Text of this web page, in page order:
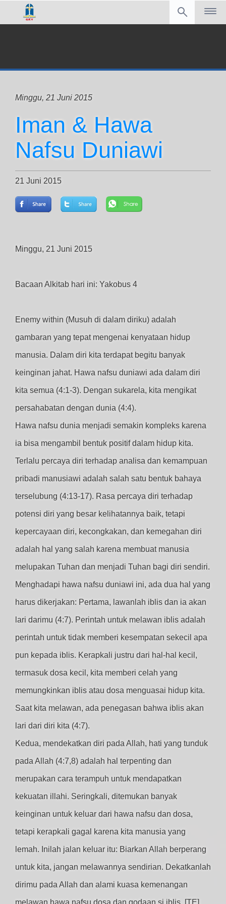
Minggu, 21 Juni 2015
Iman & Hawa
Nafsu Duniawi
21 Juni 2015
Minggu, 21 Juni 2015
Bacaan Alkitab hari ini: Yakobus 4
Enemy within (Musuh di dalam diriku) adalah
gambaran yang tepat mengenai kenyataan hidup
manusia. Dalam diri kita terdapat begitu banyak
keinginan jahat. Hawa nafsu duniawi ada dalam diri
kita semua (4:1-3). Dengan sukarela, kita mengikat
persahabatan dengan dunia (4:4).
Hawa nafsu dunia menjadi semakin kompleks karena
ia bisa mengambil bentuk positif dalam hidup kita.
Terlalu percaya diri terhadap analisa dan kemampuan
pribadi manusiawi adalah salah satu bentuk bahaya
terselubung (4:13-17). Rasa percaya diri terhadap
potensi diri yang besar kelihatannya baik, tetapi
kepercayaan diri, kecongkakan, dan kemegahan diri
adalah hal yang salah karena membuat manusia
melupakan Tuhan dan menjadi Tuhan bagi diri sendiri.
Menghadapi hawa nafsu duniawi ini, ada dua hal yang
harus dikerjakan: Pertama, lawanlah iblis dan ia akan
lari darimu (4:7). Perintah untuk melawan iblis adalah
perintah untuk tidak memberi kesempatan sekecil apa
pun kepada iblis. Kerapkali justru dari hal-hal kecil,
termasuk dosa kecil, kita memberi celah yang
memungkinkan iblis atau dosa menguasai hidup kita.
Saat kita melawan, ada penegasan bahwa iblis akan
lari dari diri kita (4:7).
Kedua, mendekatkan diri pada Allah, hati yang tunduk
pada Allah (4:7,8) adalah hal terpenting dan
merupakan cara terampuh untuk mendapatkan
kekuatan illahi. Seringkali, ditemukan banyak
keinginan untuk keluar dari hawa nafsu dan dosa,
tetapi kerapkali gagal karena kita manusia yang
lemah. Inilah jalan keluar itu: Biarkan Allah berperang
untuk kita, jangan melawannya sendirian. Dekatkanlah
dirimu pada Allah dan alami kuasa kemenangan
melawan hawa nafsu dosa dan godaan si iblis. [TE]